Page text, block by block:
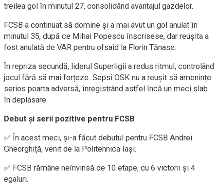
treilea gol în minutul 27, consolidând avantajul gazdelor.
FCSB a continuat să domine și a mai avut un gol anulat în
minutul 35, după ce Mihai Popescu înscrisese, dar reușita a
fost anulată de VAR pentru ofsaid la Florin Tănase.
În repriza secundă, liderul Superligii a redus ritmul, controlând
jocul fără să mai forțeze. Sepsi OSK nu a reușit să amenințe
serios poarta adversă, înregistrând astfel încă un meci slab
în deplasare.
Debut și serii pozitive pentru FCSB
✅ În acest meci, și-a făcut debutul pentru FCSB Andrei
Gheorghiță, venit de la Politehnica Iași.
✅ FCSB rămâne neînvinsă de 10 etape, cu 6 victorii și 4
egaluri.